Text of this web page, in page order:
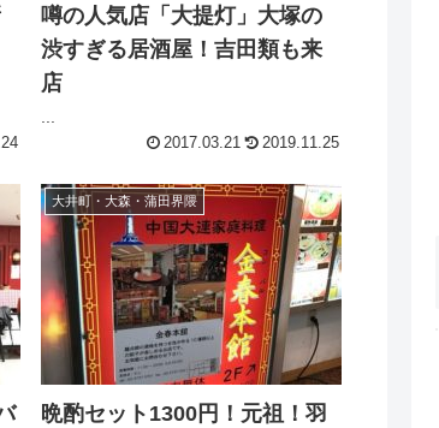
噂の人気店「大提灯」大塚の
渋すぎる居酒屋！吉田類も来
店
2017.03.21 2019.11.25
大井町・大森・蒲田界隈
晩酌セット1300円！元祖！羽